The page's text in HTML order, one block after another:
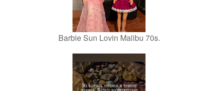
Barbie Sun Lovin Malibu 70s.